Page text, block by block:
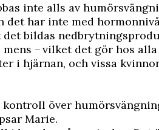
inte alls av
det har inte med
bildas
– vilket det gör hos
i hjärnan, och vissa
över
Marie.